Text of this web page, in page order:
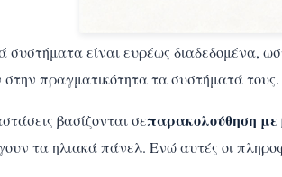
συστήματα είναι ευρέως διαδεδομένα,
πραγματικότητα τα συστήματά τους.
βασίζονται σεπαρακολούθηση
τα ηλιακά πάνελ. Ενώ αυτές οι